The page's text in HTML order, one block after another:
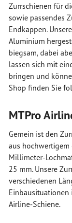
Zurrschienen für
sowie passendes
Endkappen.
Aluminium
biegsam, dabei
lassen sich mit
bringen und
Shop finden Sie
MTPro
Gemein ist den
aus
Millimeter-
25 mm. Unsere
verschiedenen
Einbausituationen
Airline-Schiene.